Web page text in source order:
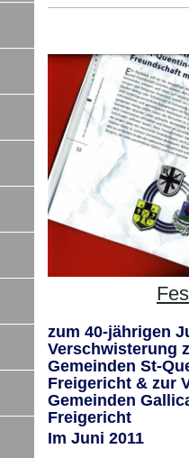
zum 40-jährigen
Verschwisterung
Gemeinden St-
Freigericht & zur
Gemeinden
Freigericht
Im Juni 2011